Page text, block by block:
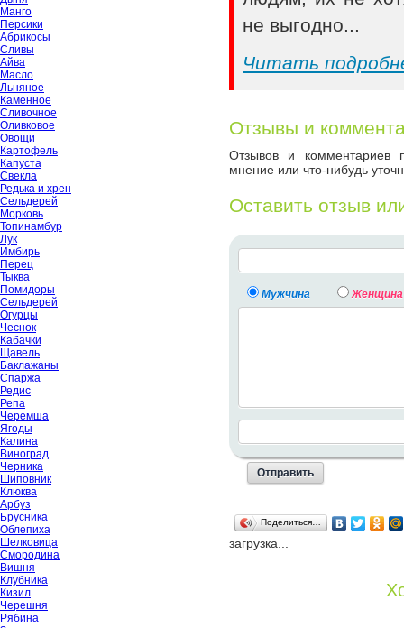
Манго
Персики
Абрикосы
Сливы
Айва
Масло
Льняное
Каменное
Сливочное
Оливковое
Овощи
Картофель
Капуста
Свекла
Редька и хрен
Сельдерей
Морковь
Топинамбур
Лук
Имбирь
Перец
Тыква
Помидоры
Сельдерей
Огурцы
Чеснок
Кабачки
Щавель
Баклажаны
Спаржа
Редис
Репа
Черемша
Ягоды
Калина
Виноград
Черника
Шиповник
Клюква
Арбуз
Брусника
Облепиха
Шелковица
Смородина
Вишня
Клубника
Кизил
Черешня
Рябина
не выгодно...
Читать
Отзывы и
Отзывов и комментариев
мнение или что-нибудь
Оставить отзыв
Мужчина Женщина
Поделиться…
загрузка...